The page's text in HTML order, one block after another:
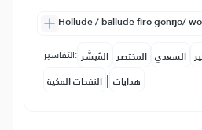
Hollude / ballude firo
التفاسير: المُيسَّر المختصر السعدي
النفحات المكية | هدايات